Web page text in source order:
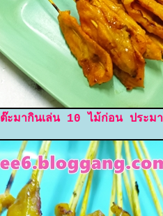
ต๊ะมากินเล่น 10 ไม้ก่อน ประ